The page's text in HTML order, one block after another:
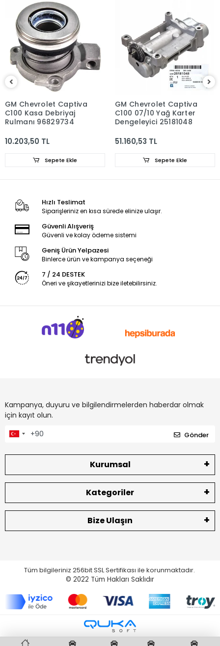
GM Chevrolet Captiva
C100 Kasa Debriyaj
Rulmanı 96829734
10.203,50 TL
Sepete Ekle
GM Chevrolet Captiva
C100 07/10 Yağ Karter
Dengeleyici 25181048
51.160,53 TL
Sepete Ekle
Hızlı Teslimat
Siparişleriniz en kısa sürede elinize ulaşır.
Güvenli Alışveriş
Güvenli ve kolay ödeme sistemi
Geniş Ürün Yelpazesi
Binlerce ürün ve kampanya seçeneği
7 / 24 DESTEK
Öneri ve şikayetlerinizi bize iletebilirsiniz.
Kampanya, duyuru ve bilgilendirmelerden haberdar olmak
için kayıt olun.
Gönder
Kurumsal
Kategoriler
Bize Ulaşın
Tüm bilgileriniz 256bit SSL Sertifikası ile korunmaktadır.
© 2022 Tüm Hakları Saklıdır